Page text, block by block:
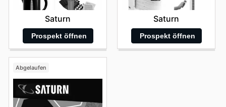
Saturn
Prospekt öffnen
Saturn
Prospekt öffnen
Abgelaufen